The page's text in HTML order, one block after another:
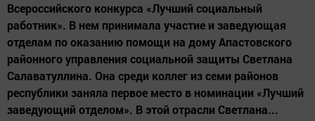
Всероссийского конкурса «Лучший социальный
работник». В нем принимала участие и заведующая
отделам по оказанию помощи на дому Апастовского
районного управления социальной защиты Светлана
Салаватуллина. Она среди коллег из семи районов
республики заняла первое место в номинации «Лучший
заведующий отделом». В этой отрасли Светлана...